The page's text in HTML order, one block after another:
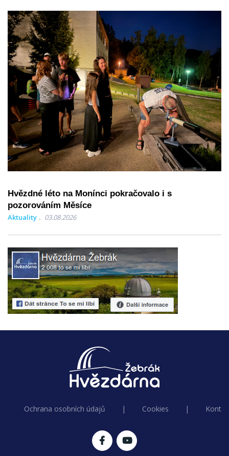
Hvězdné léto na Monínci pokračovalo i s
pozorováním Měsíce
Aktuality 03.08.2026
Ochrana osobních údajů | Cookies |